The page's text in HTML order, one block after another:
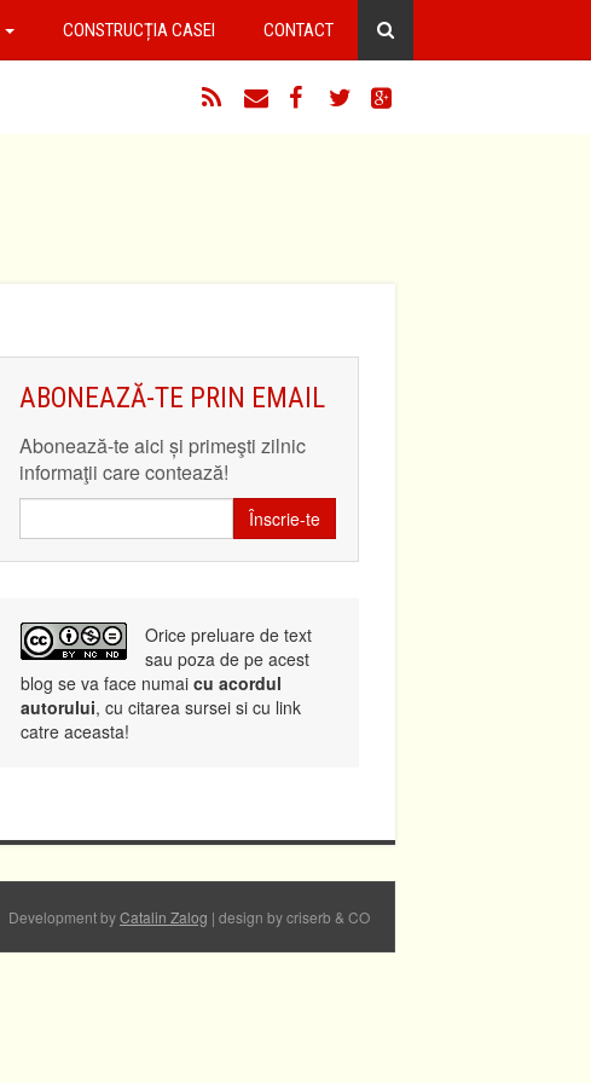
CONSTRUCȚIA CASEI CONTACT
ABONEAZĂ-TE PRIN EMAIL
Abonează-te aici și primeşti zilnic
informaţii care contează!
Înscrie-te
Orice preluare de text
sau poza de pe acest
blog se va face numai cu acordul
autorului, cu citarea sursei si cu link
catre aceasta!
Development byCatalin Zalog | design by criserb & CO